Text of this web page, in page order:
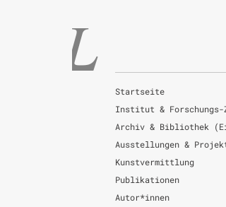
Startseite
Institut & Forschungs-
Archiv & Bibliothek
Ausstellungen &
Kunstvermittlung
Publikationen
Autor*innen